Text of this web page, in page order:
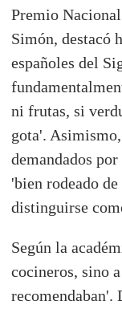
Premio
Simón, destacó
españoles del
ni frutas, si
gota'.
demandados
'bien rodeado
distinguirse
Según la
cocineros, sino
recomendaban'.